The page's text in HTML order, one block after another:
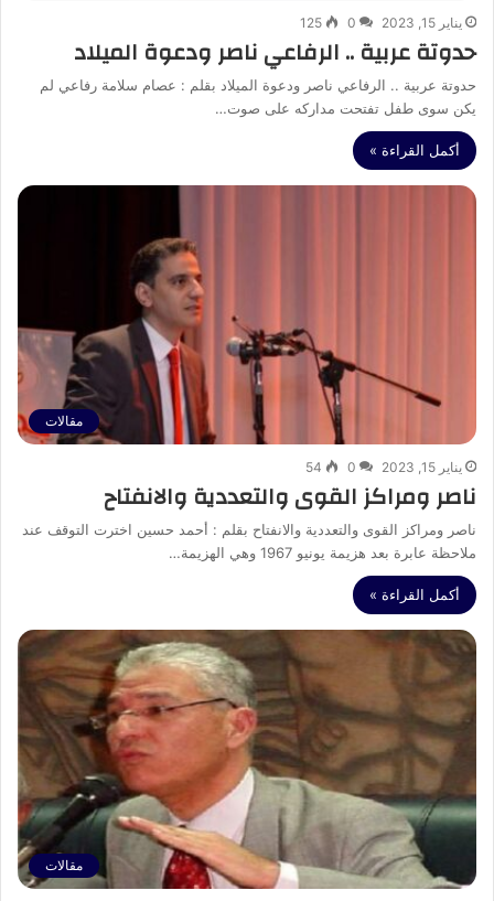
يناير 15, 2023 0
125
حدوتة عربية .. الرفاعي ناصر ودعوة الميلاد
حدوتة عربية .. الرفاعي ناصر ودعوة الميلاد بقلم : عصام سلامة رفاعي لم
يكن سوى طفل تفتحت مداركه على صوت…
أكمل القراءة »
مقالات
يناير 15, 2023 0
54
ناصر ومراكز القوى والتعددية والانفتاح
ناصر ومراكز القوى والتعددية والانفتاح بقلم : أحمد حسين اخترت التوقف عند
ملاحظة عابرة بعد هزيمة يونيو 1967 وهي الهزيمة…
أكمل القراءة »
مقالات